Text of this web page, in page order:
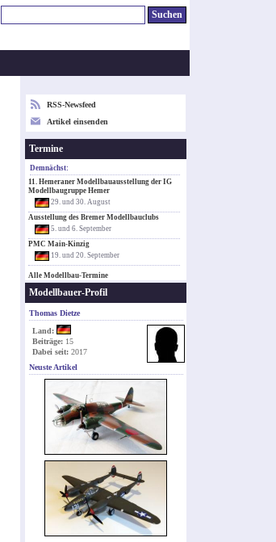
RSS-Newsfeed
Artikel einsenden
Termine
Demnächst:
11. Hemeraner Modellbauausstellung der IG
Modellbaugruppe Hemer
29. und 30. August
Ausstellung des Bremer Modellbauclubs
5. und 6. September
PMC Main-Kinzig
19. und 20. September
Alle Modellbau-Termine
Modellbauer-Profil
Thomas Dietze
Land:
Beiträge: 15
Dabei seit: 2017
Neuste Artikel